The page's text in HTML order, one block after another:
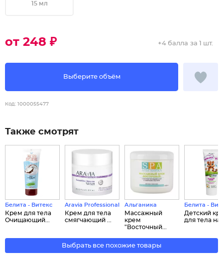
15 мл
от 248 ₽
Выберите объём
+4 балла за 1 шт.
Код: 1000055477
Также смотрят
Белита - Витекс
Крем для тела
Очищающий...
Aravia Professional
Крем для тела
смягчающий ...
Альганика
Массажный
крем
"Восточный...
Белита -
Детский
для тела на
Выбрать все похожие товары